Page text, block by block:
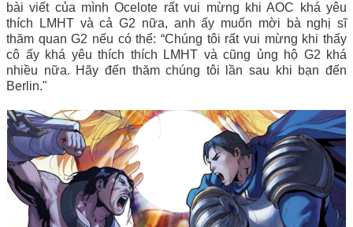
bài viết của mình Ocelote rất vui mừng khi AOC khá yêu
thích LMHT và cả G2 nữa, anh ấy muốn mời bà nghị sĩ
thăm quan G2 nếu có thể: “Chúng tôi rất vui mừng khi thấy
cô ấy khá yêu thích thích LMHT và cũng ủng hộ G2 khá
nhiều nữa. Hãy đến thăm chúng tôi lần sau khi bạn đến
Berlin."